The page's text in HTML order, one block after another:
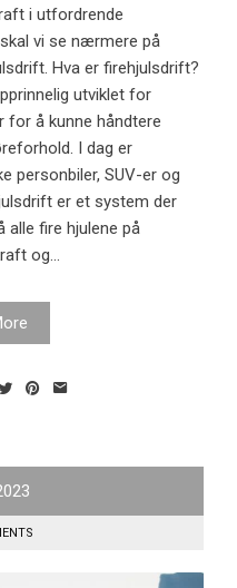
i utfordrende
vi se nærmere på
Hva er firehjulsdrift?
utviklet for
å kunne håndtere
I dag er
personbiler, SUV-er og
er et system der
fire hjulene på
og...